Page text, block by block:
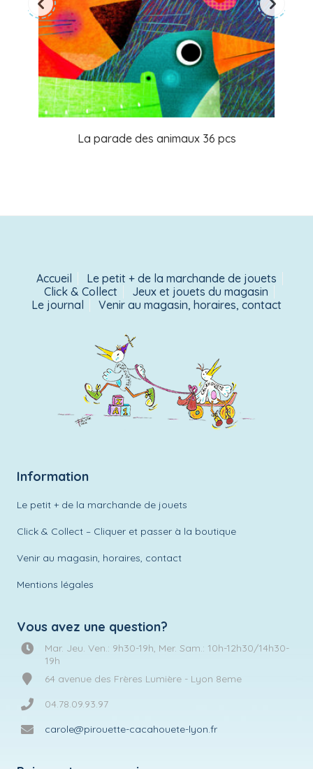
La parade des animaux 36 pcs
Accueil
Le petit + de la marchande de jouets
Click & Collect
Jeux et jouets du magasin
Le journal
Venir au magasin, horaires, contact
Information
Le petit + de la marchande de jouets
Click & Collect – Cliquer et passer à la boutique
Venir au magasin, horaires, contact
Mentions légales
Vous avez une question?
Mar. Jeu. Ven.: 9h30-19h, Mer. Sam.: 10h-12h30/14h30-
19h
64 avenue des Frères Lumière - Lyon 8eme
04.78.09.93.97
carole@pirouette-cacahouete-lyon.fr